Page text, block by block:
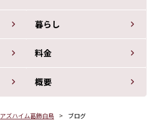
暮らし
料金
概要
アズハイム葛飾白鳥 ブログ